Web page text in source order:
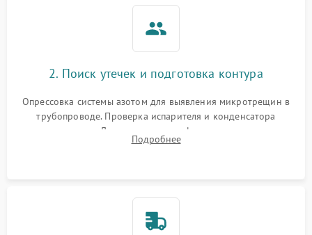
1800 ₽
2. Поиск утечек и подготовка контура
Опрессовка системы азотом для выявления микротрещин в
трубопроводе. Проверка испарителя и конденсатора
течеискателем. Демонтаж старого фильтра-осушителя и
продувка капиллярной трубки для устранения засоров.
Подробнее